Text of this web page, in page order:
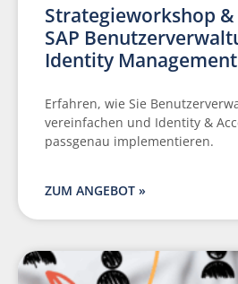
Strategieworkshop
SAP
Identity Management
Erfahren, wie Sie
vereinfachen und Identity &
passgenau implementieren.
ZUM ANGEBOT »